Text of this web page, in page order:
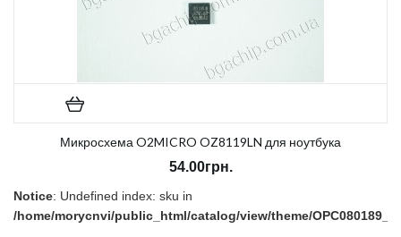
Микросхема O2MICRO OZ8119LN для ноутбука
54.00грн.
Notice: Undefined index: sku in
/home/morycnvi/public_html/catalog/view/theme/